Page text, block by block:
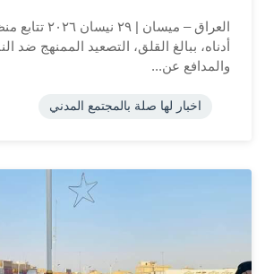
العراق – ميسان |
أدناه، ببالغ القلق، التصعيد الممنهج ضد
والمدافع عن...
اخبار لها صلة بالمجتمع المدني